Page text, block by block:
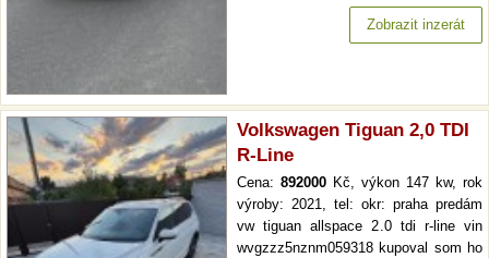
Zobrazit inzerát
Volkswagen Tiguan 2,0 TDI
R-Line
Cena: 892000 Kč, výkon 147 kw, rok
výroby: 2021, tel: okr: praha predám
vw tiguan allspace 2.0 tdi r-line vin
wvgzzz5nznm059318 kupoval som ho